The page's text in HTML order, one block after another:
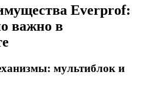
Everprof:
важно в
мультиблок и